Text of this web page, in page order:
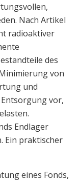
Nach Artikel
radioaktiver
des
von
und
vor,
Endlager
Ein praktischer
eines Fonds,